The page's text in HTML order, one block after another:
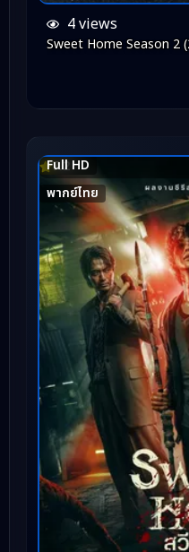
4 views
Sweet Home Season 2
Full HD
พากย์ไทย
7.2